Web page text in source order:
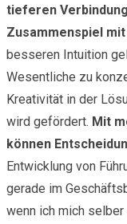
tieferen
Zusammenspiel
besseren Intuition
Wesentliche zu
Kreativität in der
wird gefördert. Mit
können
Entwicklung von
gerade im
wenn ich mich selber